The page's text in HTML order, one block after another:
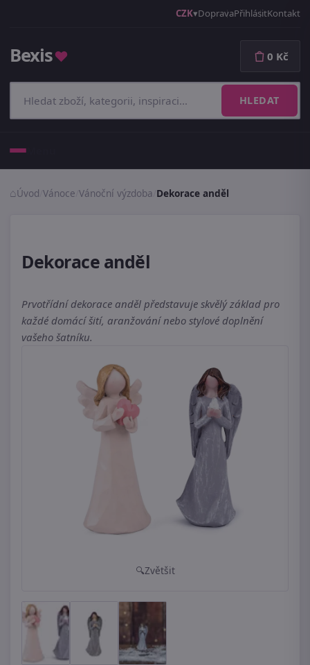
CZK DopravaPřihlásitKontakt
Bexis♥
HLEDAT
0 Kč
Úvod Vánoce Vánoční výzdoba Dekorace anděl
Dekorace anděl
Prvotřídní dekorace anděl představuje skvělý základ pro
každé domácí šití, aranžování nebo stylové doplnění
vašeho šatníku.
Zvětšit